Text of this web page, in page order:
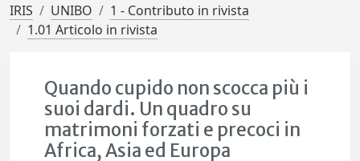
IRIS UNIBO
1 - Contributo in rivista
1.01 Articolo in rivista
Quando cupido non scocca più i
suoi dardi. Un quadro su
matrimoni forzati e precoci in
Africa, Asia ed Europa